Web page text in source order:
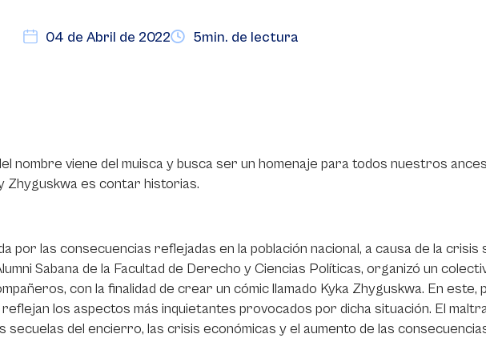
04 de Abril de 2022 5min. de lectura
nombre viene del muisca y busca ser un homenaje para todos nuestros
es contar historias.
por las consecuencias reflejadas en la población nacional, a causa de la crisis
Sabana de la Facultad de Derecho y Ciencias Políticas, organizó un
con la finalidad de crear un cómic llamado Kyka Zhyguskwa. En este,
los aspectos más inquietantes provocados por dicha situación. El
secuelas del encierro, las crisis económicas y el aumento de las